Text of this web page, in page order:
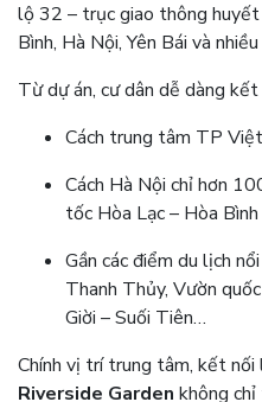
lộ 32 – trục giao thông
Bình, Hà Nội, Yên Bái và
Từ dự án, cư dân dễ dàng kết
Cách trung tâm TP
Cách Hà Nội chỉ hơn
tốc Hòa Lạc – Hòa Bình
Gần các điểm du lịch
Thanh Thủy, Vườn
Giời – Suối Tiên…
Chính vị trí trung tâm, kết nối
Riverside Garden không chỉ